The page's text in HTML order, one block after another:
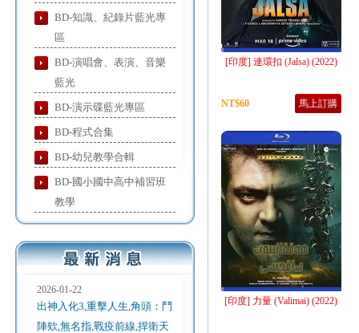
BD-知識、紀錄片藍光專
區
BD-演唱會、表演、音樂
藍光
BD-演示碟藍光專區
BD-程式合集
BD-幼兒教學合輯
BD-國小國中高中補習班
教學
2026-01-22
出神入化3,重擊人生,角頭：鬥
陣欸,無名指,戰疫前線,捍衛天
[印度] 連環扣 (Jalsa) (2022)
NT$60 馬上訂購
[印度] 力量 (Valimai) (2022)